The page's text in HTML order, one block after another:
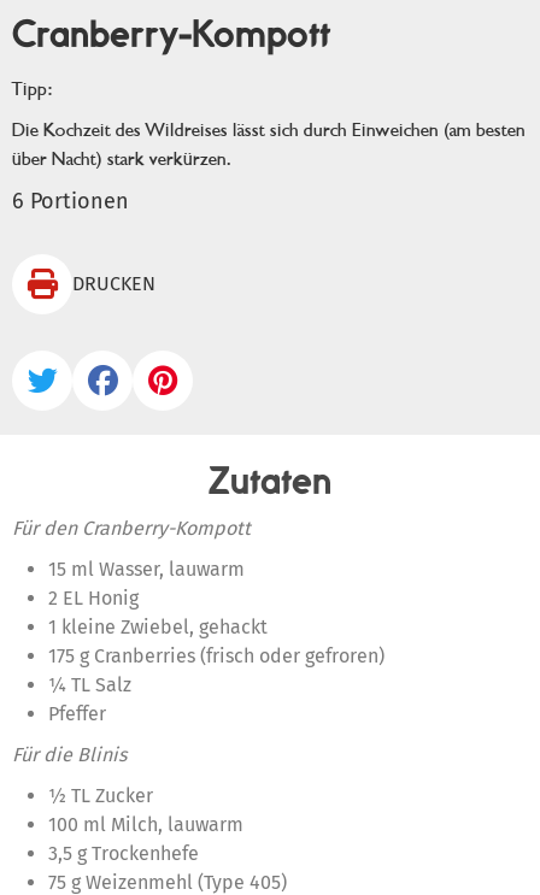
Cranberry-Kompott
Tipp:
Die Kochzeit des Wildreises lässt sich durch Einweichen (am besten
über Nacht) stark verkürzen.
6 Portionen
 DRUCKEN
  
Zutaten
Für den Cranberry-Kompott
15 ml Wasser, lauwarm
2 EL Honig
1 kleine Zwiebel, gehackt
175 g Cranberries (frisch oder gefroren)
¼ TL Salz
Pfeffer
Für die Blinis
½ TL Zucker
100 ml Milch, lauwarm
3,5 g Trockenhefe
75 g Weizenmehl (Type 405)